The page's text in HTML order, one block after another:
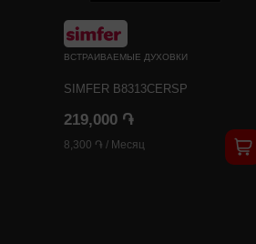
ВСТРАИВАЕМЫЕ ДУХОВКИ
SIMFER B8313CERSP
219,000 ֏
8,300 ֏ / Месяц